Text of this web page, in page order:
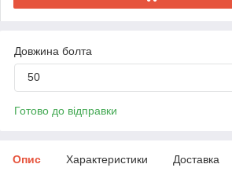
Довжина болта
50
Готово до відправки
Опис Характеристики Доставка